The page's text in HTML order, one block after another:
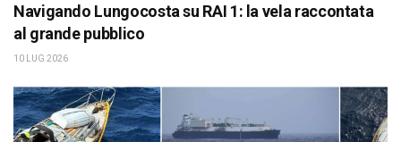
Navigando Lungocosta su RAI 1: la vela raccontata
al grande pubblico
10 LUG 2026